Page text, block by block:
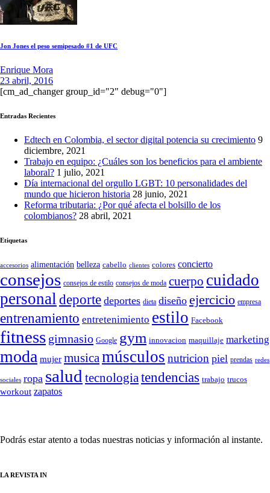
Jon Jones el peso semipesado #1 de UFC
Enrique Mora
23 abril, 2016
[cm_ad_changer group_id="2" debug="0"]
Entradas Recientes
Edtech en Colombia, el sector digital potencia su crecimiento 9
diciembre, 2021
Trabajo en equipo: ¿Cuáles son los beneficios para el ambiente
laboral? 1 julio, 2021
Día internacional del orgullo LGBT: 10 personalidades del
mundo que hicieron historia 28 junio, 2021
Reforma tributaria: ¿Por qué afecta el bolsillo de los
colombianos? 28 abril, 2021
Etiquetas
accesorios alimentación belleza cabello clientes colores concierto
consejos consejos de estilo consejos de moda cuerpo cuidado
personaldeporte deportes dieta diseño ejercicio empresa
entrenamiento entretenimiento estilo Facebook
fitness gimnasio Google gym innovacion maquillaje marketing
moda mujer musicamúsculos nutricion piel prendas redes
sociales ropa salud tecnologiatendencias trabajo trucos
workout zapatos
Podrás estar atento a todas nuestras noticias y información al instante.
LA REVISTA IN